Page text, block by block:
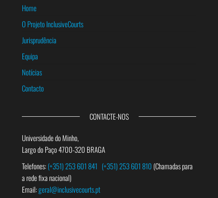
Home
O Projeto InclusiveCourts
Jurisprudência
Equipa
Notícias
Contacto
CONTACTE-NOS
Universidade do Minho,
Largo do Paço 4700-320 BRAGA
Telefones:(+351) 253 601 841 (+351) 253 601 810 (Chamadas para
a rede fixa nacional)
Email:geral@inclusivecourts.pt